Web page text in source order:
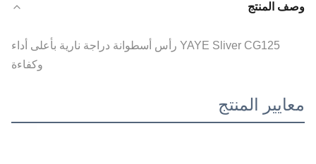
وصف المنتج
YAYE Sliver CG125 رأس أسطوانة دراجة نارية بأعلى أداء
وكفاءة
معايير المنتج